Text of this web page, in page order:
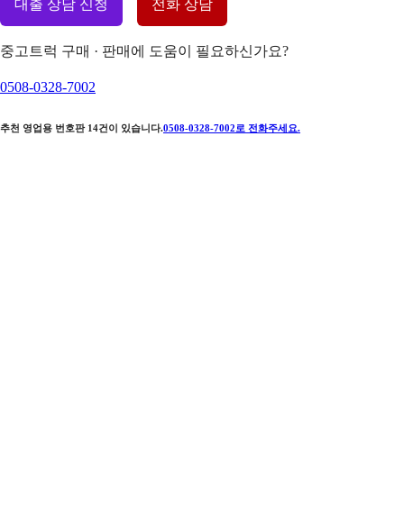
대출 상담 신청 전화 상담
중고트럭 구매 · 판매에 도움이 필요하신가요?
0508-0328-7002
추천 영업용 번호판 14건이 있습니다.0508-0328-7002 로 전화주세요.